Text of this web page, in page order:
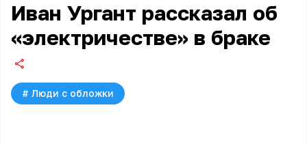
Иван Ургант рассказал об
«электричестве» в браке
# Люди с обложки